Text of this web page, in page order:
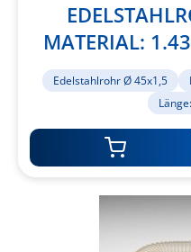
MATERIAL:
Edelstahlrohr Ø 45x1,5